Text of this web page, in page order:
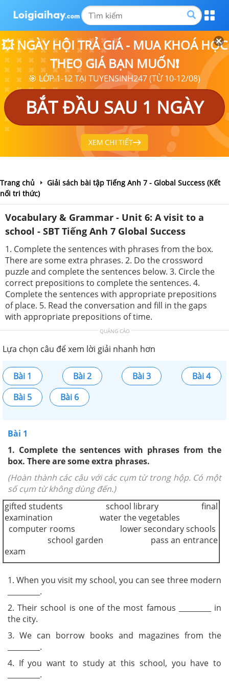
💥 NGÀY HỘI TRẢ GIÁ - MUA KHOÁ HỌC
THEO GIÁ BẠN MUỐN❗
🎯 LỚP 1-12 TẠI TUYENSINH247 (TỪ 10-12/08)
BẮT ĐẦU SAU 1 NGÀY
XEM CHI TIẾT
Trang chủ
Giải sách bài tập Tiếng Anh 7 - Global Success (Kết
nối tri thức)
Vocabulary & Grammar - Unit 6: A visit to a
school - SBT Tiếng Anh 7 Global Success
1. Complete the sentences with phrases from the box.
There are some extra phrases. 2. Do the crossword
puzzle and complete the sentences below. 3. Circle the
correct prepositions to complete the sentences. 4.
Complete the sentences with appropriate prepositions
of place. 5. Read the conversation and fill in the gaps
with appropriate prepositions of time.
QUẢNG CÁO
Lựa chọn câu để xem lời giải nhanh hơn
Bài 1 Bài 2 Bài 3
Bài 4
Bài 5
Bài 6
Bài 1
1. Complete the sentences with phrases from the
box. There are some extra phrases.
(Hoàn thành các câu với các cụm từ trong hộp. Có một
số cụm từ không dùng đến.)
gifted students school library final
examination water the vegetables
computer rooms lower secondary schools
school garden pass an entrance
exam
1. When you visit my school, you can see three modern
_________.
2. Their school is one of the most famous _________ in
the city.
3. We can borrow books and magazines from the
_________.
4. If you want to study at this school, you have to
_________.